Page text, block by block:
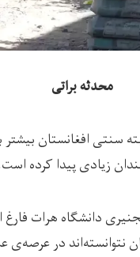
محدثه براتی
افغانستان بیشتر
زیادی پیدا کرده
دانشگاه هرات فارغ
نتوانسته‌اند در